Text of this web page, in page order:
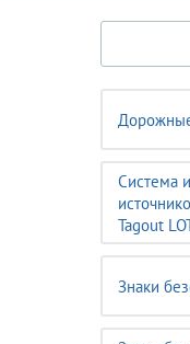
Система
Tagout
Знаки